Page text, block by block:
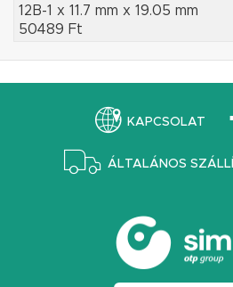
12B-1 x 11.7 mm x 19.05 mm
50489 Ft
KAPCSOLAT
ÁLTALÁNOS